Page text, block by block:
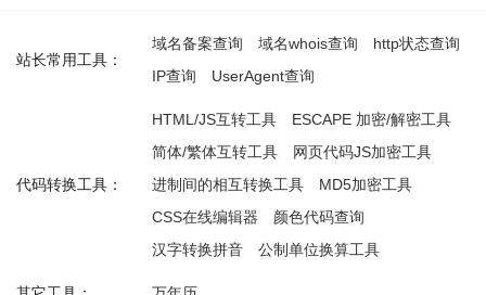
站长常用工具：
域名备案查询 域名whois查询
http状态查询
IP查询
UserAgent查询
代码转换工具：
HTML/JS互转工具
ESCAPE 加密/解密工具
简体/繁体互转工具
网页代码JS加密工具
进制间的相互转换工具
MD5加密工具
CSS在线编辑器
颜色代码查询
汉字转换拼音
公制单位换算工具